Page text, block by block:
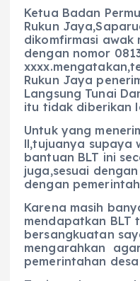
Ketua Badan
Rukun
dikomfirmasi awak
dengan nomor
Rukun Jaya
Langsung Tunai
itu tidak diberikan
Untuk yang
ll,tujuanya supaya
bantuan BLT ini
juga,sesuai
dengan
Karena masih
mendapatkan BLT
bersangkuatan
mengarahkan
pemerintahan